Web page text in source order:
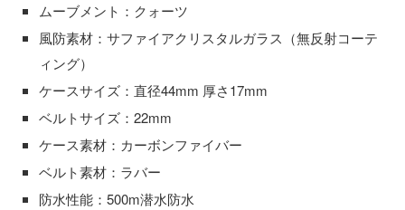
ムーブメント：クォーツ
風防素材：サファイアクリスタルガラス（無反射コーテ
ィング）
ケースサイズ：直径44mm 厚さ17mm
ベルトサイズ：22mm
ケース素材：カーボンファイバー
ベルト素材：ラバー
防水性能：500m潜水防水